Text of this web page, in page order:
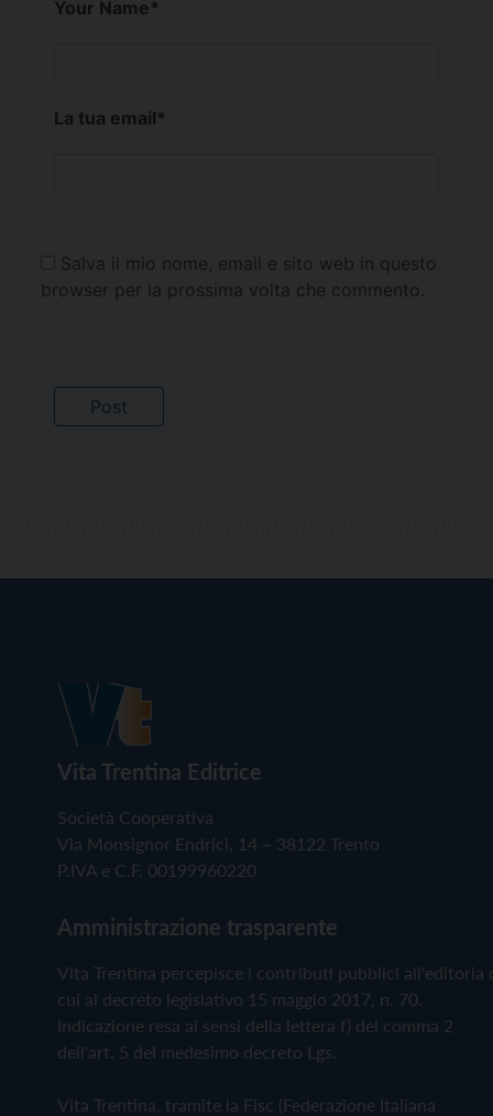
Your Name*
La tua email*
Salva il mio nome, email e sito web in questo
browser per la prossima volta che commento.
Vita Trentina Editrice
Società Cooperativa
Via Monsignor Endrici, 14 – 38122 Trento
P.IVA e C.F. 00199960220
Amministrazione trasparente
Vita Trentina percepisce i contributi pubblici all'editoria
cui al decreto legislativo 15 maggio 2017, n. 70.
Indicazione resa ai sensi della lettera f) del comma 2
dell'art. 5 del medesimo decreto Lgs.
Vita Trentina, tramite la Fisc (Federazione Italiana